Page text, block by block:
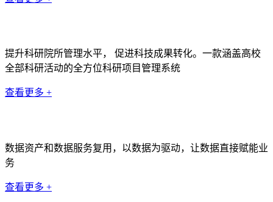
提升科研院所管理水平， 促进科技成果转化。一款涵盖高校
全部科研活动的全方位科研项目管理系统
查看更多 +
数据资产和数据服务复用，以数据为驱动，让数据直接赋能业
务
查看更多 +